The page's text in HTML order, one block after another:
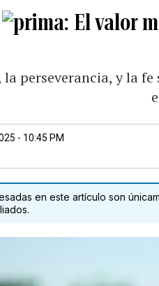
El valor
perseverancia, y la
- 10:45 PM
en este artículo son